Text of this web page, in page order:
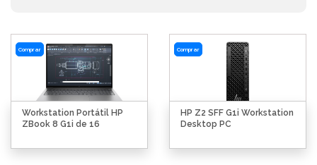
Comprar
Workstation Portátil HP
ZBook 8 G1i de 16
Comprar
HP Z2 SFF G1i Workstation
Desktop PC